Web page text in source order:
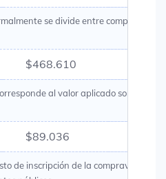
se divide entre comprador y
$468.610
al valor aplicado sobre los
$89.036
de inscripción de la compraventa en